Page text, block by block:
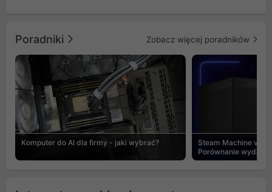
Poradniki Zobacz więcej poradników
Komputer do AI dla firmy - jaki wybrać?
Steam Machine vs
Porównanie